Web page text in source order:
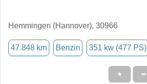
Hemmingen (Hannover), 30966
47.848 km Benzin 351 kw (477 PS)
★ ➦